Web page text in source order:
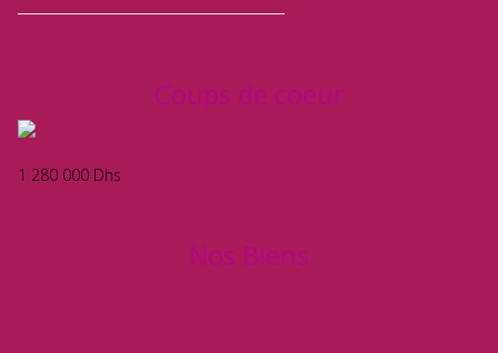
Coups de coeur
1 280 000 Dhs
Nos Biens